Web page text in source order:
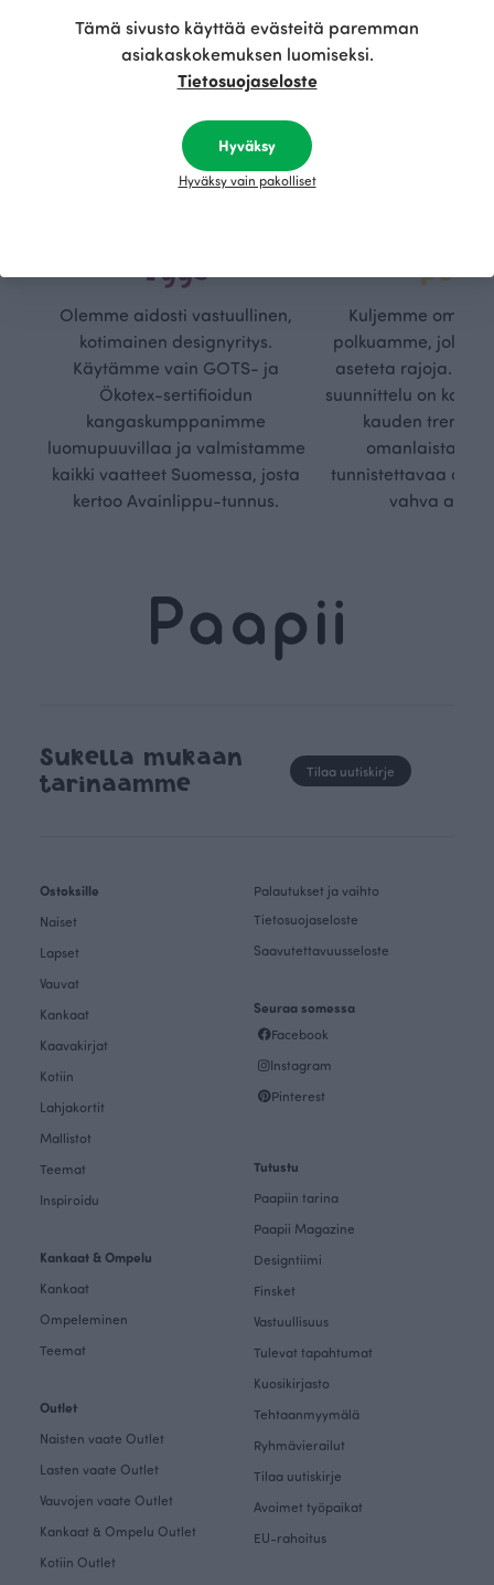
vyys
Olemme aidosti vastuullinen,
kotimainen designyritys.
Käytämme vain GOTS- ja
Ökotex-sertifioidun
kangaskumppanimme
luomupuuvillaa ja valmistamme
kaikki vaatteet Suomessa, josta
kertoo Avainlippu-tunnus.
Kuljemme omaa,
polkuamme, jolla
aseteta rajoja.
suunnittelu on
kauden
omanlaista,
tunnistettavaa
vahva
Sukella mukaan
tarinaamme
Tilaa uutiskirje
Ostoksille
Naiset
Lapset
Vauvat
Kankaat
Kaavakirjat
Kotiin
Lahjakortit
Mallistot
Teemat
Inspiroidu
Kankaat & Ompelu
Kankaat
Ompeleminen
Teemat
Outlet
Naisten vaate Outlet
Lasten vaate Outlet
Vauvojen vaate Outlet
Kankaat & Ompelu Outlet
Kotiin Outlet
Palautukset ja vaihto
Tietosuojaseloste
Saavutettavuusseloste
Seuraa somessa
Facebook
Instagram
Pinterest
Tutustu
Paapiin tarina
Paapii Magazine
Designtiimi
Finsket
Vastuullisuus
Tulevat tapahtumat
Kuosikirjasto
Tehtaanmyymälä
Ryhmävierailut
Tilaa uutiskirje
Avoimet työpaikat
EU-rahoitus
Tämä sivusto käyttää evästeitä paremman
asiakaskokemuksen luomiseksi.
Tietosuojaseloste
Hyväksy
Hyväksy vain pakolliset